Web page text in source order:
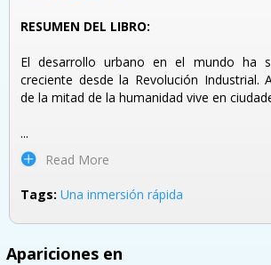
RESUMEN DEL LIBRO:
El desarrollo urbano en el mundo ha
creciente desde la Revolución Industrial.
de la mitad de la humanidad vive en
...
Read More
Tags: Una inmersión rápida
Apariciones en